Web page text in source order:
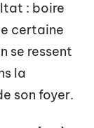
: boire
certaine
se ressent
la
son foyer.